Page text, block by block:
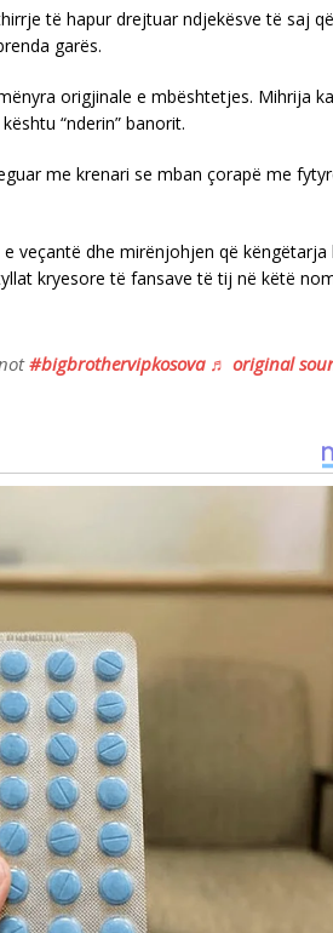
të hapur drejtuar ndjekësve të saj
garës.
origjinale e mbështetjes. Mihrija
“nderin” banorit.
me krenari se mban çorapë me
veçantë dhe mirënjohjen që këngëtarja
kryesore të fansave të tij në këtë
#bigbrothervipkosova ♬ original